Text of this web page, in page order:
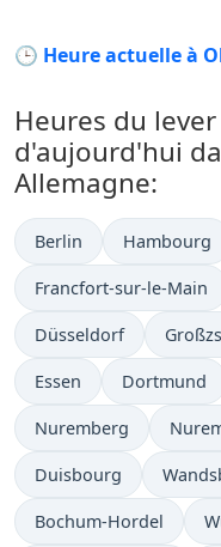
🕒 Heure actuelle à
Heures du
d'aujourd'hui
Allemagne:
Berlin Hambourg
Francfort-sur-le-Main
Düsseldorf
Essen Dortmund
Nuremberg
Duisbourg
Bochum-Hordel